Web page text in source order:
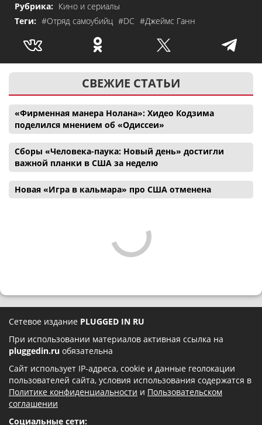
Рубрика: Кино и сериалы
Теги: #Отряд самоубийц #DC #Джеймс Ганн
СВЕЖИЕ СТАТЬИ
«Фирменная манера Нолана»: Хидео Кодзима
поделился мнением об «Одиссеи»
Сборы «Человека-паука: Новый день» достигли
важной планки в США за неделю
Новая «Игра в кальмара» про США отменена
Сетевое издание PLUGGED IN RU
При использовании материалов активная ссылка на
pluggedin.ru обязательна
Сайт использует IP-адреса, cookie и данные геолокации
пользователей сайта, условия использования содержатся в
Политике конфиденциальности и Пользовательском
соглашении
Социальные сети: